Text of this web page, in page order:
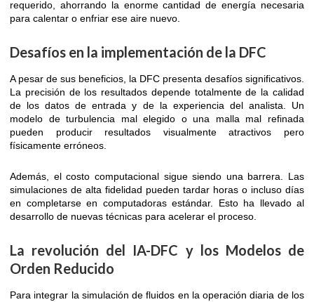
requerido, ahorrando la enorme cantidad de energía necesaria
para calentar o enfriar ese aire nuevo.
Desafíos en la implementación de la DFC
A pesar de sus beneficios, la DFC presenta desafíos significativos.
La precisión de los resultados depende totalmente de la calidad
de los datos de entrada y de la experiencia del analista. Un
modelo de turbulencia mal elegido o una malla mal refinada
pueden producir resultados visualmente atractivos pero
físicamente erróneos.
Además, el costo computacional sigue siendo una barrera. Las
simulaciones de alta fidelidad pueden tardar horas o incluso días
en completarse en computadoras estándar. Esto ha llevado al
desarrollo de nuevas técnicas para acelerar el proceso.
La revolución del IA-DFC y los Modelos de
Orden Reducido
Para integrar la simulación de fluidos en la operación diaria de los